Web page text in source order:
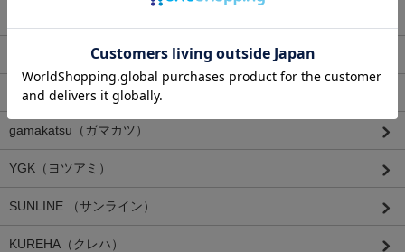
WOODREAM（ウッドリーム）
イチカワフィッシング
gamakatsu（ガマカツ）
YGK（ヨツアミ）
SUNLINE （サンライン）
KUREHA（クレハ）